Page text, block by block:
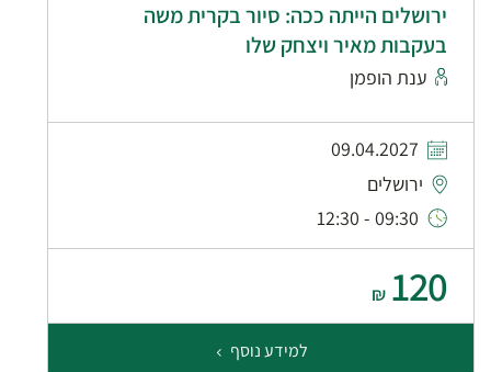
ירושלים הייתה ככה: סיור בקרית משה
בעקבות מאיר ויצחק שלו
ענת הופמן
09.04.2027
ירושלים
09:30 - 12:30
120
₪
למידע נוסף